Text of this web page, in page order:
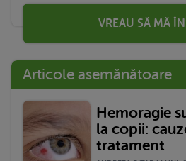
VREAU SĂ MĂ
Articole asemănătoare
Hemoragie
la copii:
tratament